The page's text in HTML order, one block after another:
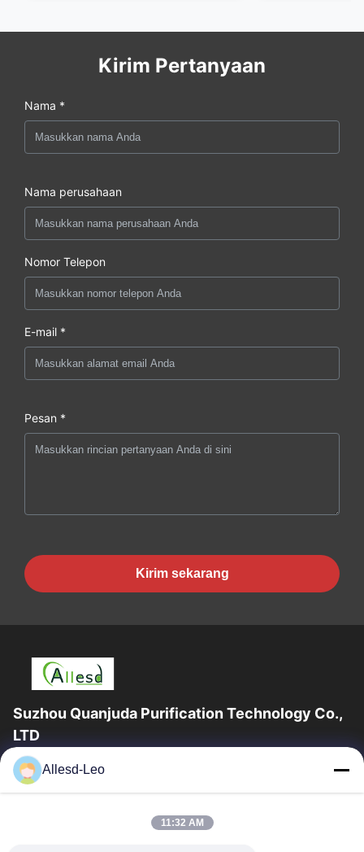
Kirim Pertanyaan
Nama *
Nama perusahaan
Nomor Telepon
E-mail *
Pesan *
Kirim sekarang
Suzhou Quanjuda Purification Technology Co.,
LTD
Pengalaman 16 tahun, Sebagai produsen dan pengekspor
produk ESD & Cleanroom terkemuka, kami menawarkan jajaran
Allesd-Leo
11:32 AM